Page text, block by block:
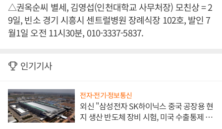
△권옥순씨 별세, 김영섭(인천대학교 사무처장) 모친상 = 2
9일, 빈소 경기 시흥시 센트럴병원 장례식장 102호, 발인 7
월1일 오전 11시30분, 010-3337-5837.
인기기사
전자·전기·정보통신
외신 "삼성전자 SK하이닉스 중국 공장용 현
지 생산 반도체 장비 시험, 미국 수출통제 대